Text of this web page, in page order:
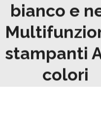
bianco e
stampanti
colori